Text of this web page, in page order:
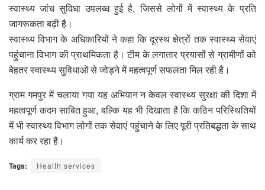
स्वास्थ्य जांच सुविधा उपलब्ध हुई है, जिससे लोगों में स्वास्थ्य के प्रति
जागरूकता बढ़ी है।
स्वास्थ्य विभाग के अधिकारियों ने कहा कि दूरस्थ क्षेत्रों तक स्वास्थ्य सेवाएं
पहुंचाना विभाग की प्राथमिकता है। टीम के लगातार प्रयासों से ग्रामीणों को
बेहतर स्वास्थ्य सुविधाओं से जोड़ने में महत्वपूर्ण सफलता मिल रही है।
ग्राम गमपुर में चलाया गया यह अभियान न केवल स्वास्थ्य सुरक्षा की दिशा में
महत्वपूर्ण कदम साबित हुआ, बल्कि यह भी दिखाता है कि कठिन परिस्थितियों
में भी स्वास्थ्य विभाग लोगों तक सेवाएं पहुंचाने के लिए पूरी प्रतिबद्धता के साथ
कार्य कर रहा है।
Tags: Health services